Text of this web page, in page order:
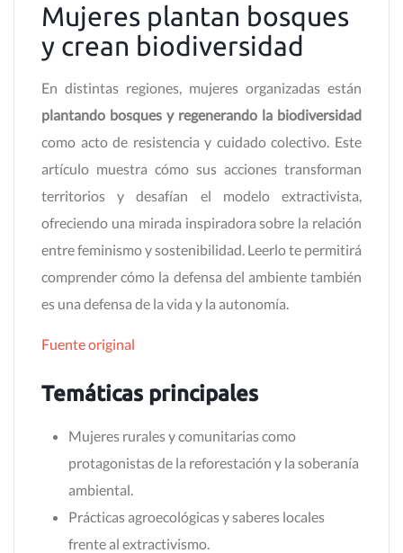
Mujeres plantan bosques
y crean biodiversidad
En distintas regiones, mujeres organizadas están
plantando bosques y regenerando la biodiversidad
como acto de resistencia y cuidado colectivo. Este
artículo muestra cómo sus acciones transforman
territorios y desafían el modelo extractivista,
ofreciendo una mirada inspiradora sobre la relación
entre feminismo y sostenibilidad. Leerlo te permitirá
comprender cómo la defensa del ambiente también
es una defensa de la vida y la autonomía.
Fuente original
Temáticas principales
Mujeres rurales y comunitarias como
protagonistas de la reforestación y la soberanía
ambiental.
Prácticas agroecológicas y saberes locales
frente al extractivismo.